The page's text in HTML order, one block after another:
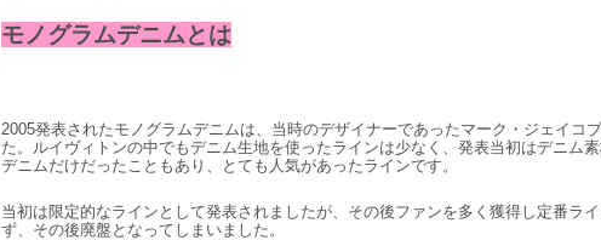
モノグラムデニムとは
2005発表されたモノグラムデニムは、当時のデザイナーであったマーク・ジェイコ
た。ルイヴィトンの中でもデニム生地を使ったラインは少なく、発表当初はデニム
デニムだけだったこともあり、とても人気があったラインです。
当初は限定的なラインとして発表されましたが、その後ファンを多く獲得し定番ラ
ず、その後廃盤となってしまいました。